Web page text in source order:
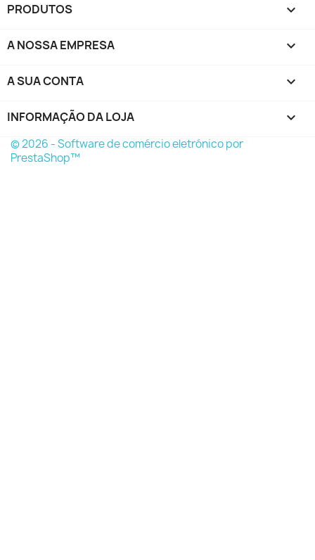
PRODUTOS 
A NOSSA EMPRESA 
A SUA CONTA 
INFORMAÇÃO DA LOJA keyboard_arrow_down
© 2026 - Software de comércio eletrónico por
PrestaShop™